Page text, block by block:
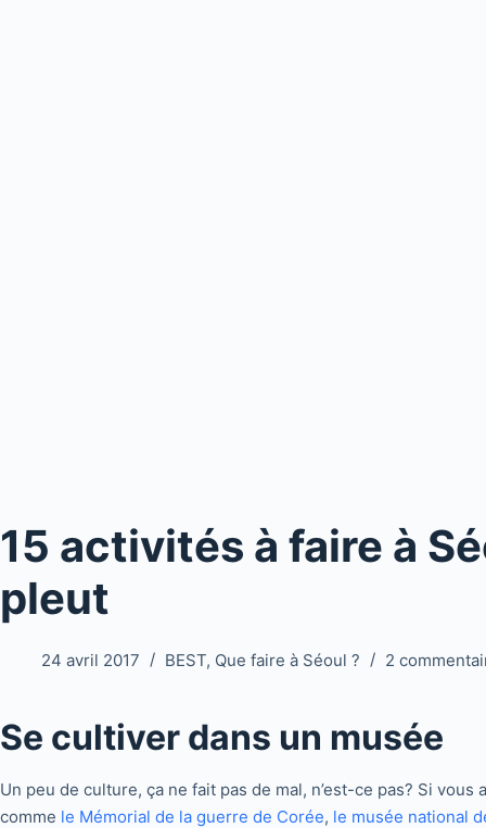
15 activités à faire à
pleut
24 avril 2017 BEST, Que faire à Séoul ? 2
Se cultiver dans un musée
Un peu de culture, ça ne fait pas de mal, n’est-ce pas? Si
comme le Mémorial de la guerre de Corée, le musée national